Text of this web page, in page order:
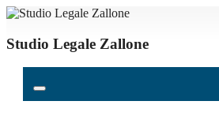
Studio Legale Zallone